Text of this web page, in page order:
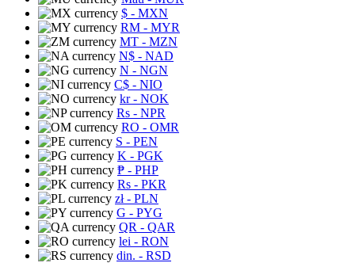
$ - MXN
RM - MYR
MT - MZN
N$ - NAD
N - NGN
C$ - NIO
kr- NOK
Rs - NPR
RO - OMR
S - PEN
K - PGK
₱ - PHP
Rs - PKR
zł- PLN
G - PYG
QR - QAR
lei - RON
din. - RSD